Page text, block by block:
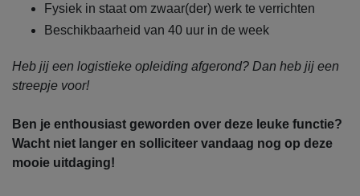
Fysiek in staat om zwaar(der) werk te verrichten
Beschikbaarheid van 40 uur in de week
Heb jij een logistieke opleiding afgerond? Dan heb jij een
streepje voor!
Ben je enthousiast geworden over deze leuke functie?
Wacht niet langer en solliciteer vandaag nog op deze
mooie uitdaging!